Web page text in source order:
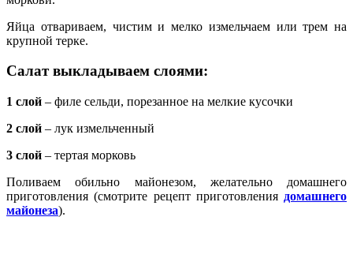
Яйца отвариваем, чистим и мелко измельчаем или трем на
крупной терке.
Салат выкладываем слоями:
1 слой – филе сельди, порезанное на мелкие кусочки
2 слой – лук измельченный
3 слой – тертая морковь
Поливаем обильно майонезом, желательно домашнего
приготовления (смотрите рецепт приготовления домашнего
майонеза).